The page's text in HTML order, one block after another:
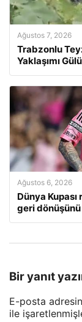
Ağustos 7, 2026
Trabzonlu
Yaklaşımı
Ağustos 6, 2026
Dünya
geri
Bir yanıt
E-posta
ile